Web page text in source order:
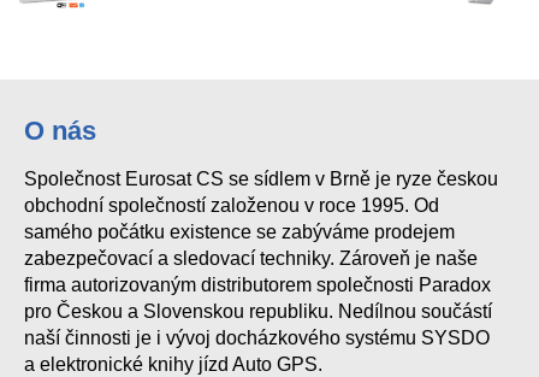
O nás
Společnost Eurosat CS se sídlem v Brně je ryze českou
obchodní společností založenou v roce 1995. Od
samého počátku existence se zabýváme prodejem
zabezpečovací a sledovací techniky. Zároveň je naše
firma autorizovaným distributorem společnosti Paradox
pro Českou a Slovenskou republiku. Nedílnou součástí
naší činnosti je i vývoj docházkového systému SYSDO
a elektronické knihy jízd Auto GPS.